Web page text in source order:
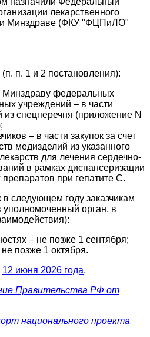
лекарственного
Минздраве (ФКУ "ФЦПиЛО"
п. 1 и 2 постановления):
Минздраву федеральных
учреждений – в части
из спецперечня (приложение N
– в части закупок за счет
медизделий из указанного
для лечения сердечно-
в рамках диспансеризации
при гепатите С.
в следующем году заказчикам
уполномоченный орган, в
– не позже 1 сентября;
не позже 1 октября.
12 июня 2026 года.
Правительства РФ от
национального проекта